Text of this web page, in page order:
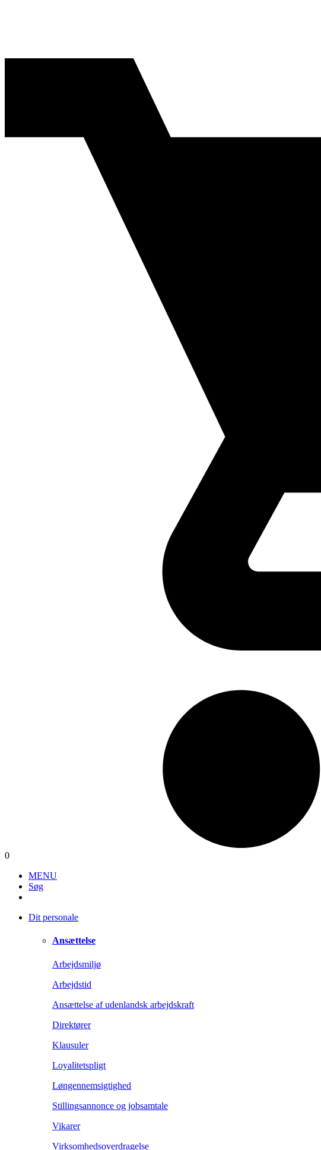
0
MENU
Søg
Dit personale
Ansættelse
Arbejdsmiljø
Arbejdstid
Ansættelse af udenlandsk arbejdskraft
Direktører
Klausuler
Loyalitetspligt
Løngennemsigtighed
Stillingsannonce og jobsamtale
Vikarer
Virksomhedsoverdragelse